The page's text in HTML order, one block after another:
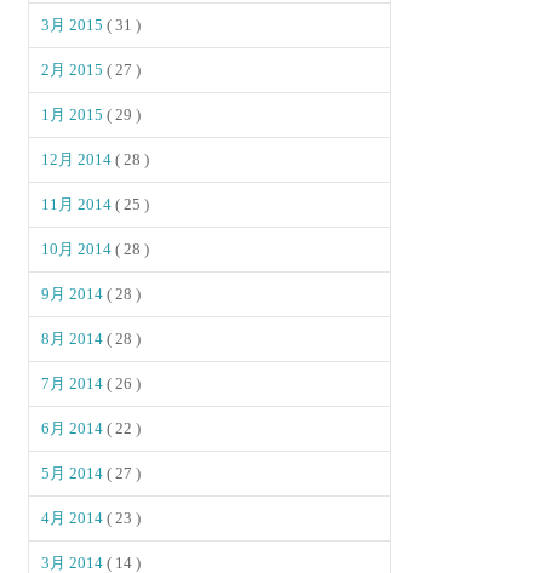
3月 2015( 31 )
2月 2015( 27 )
1月 2015( 29 )
12月 2014( 28 )
11月 2014( 25 )
10月 2014( 28 )
9月 2014( 28 )
8月 2014( 28 )
7月 2014( 26 )
6月 2014( 22 )
5月 2014( 27 )
4月 2014( 23 )
3月 2014( 14 )